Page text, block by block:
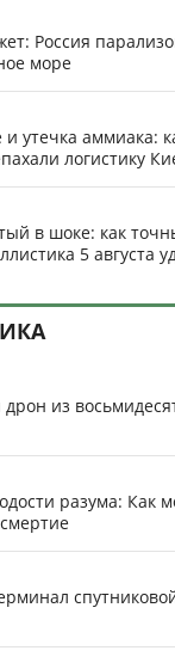
Россия
море
и утечка аммиака:
логистику
в шоке: как
5 августа
из
разума: Как